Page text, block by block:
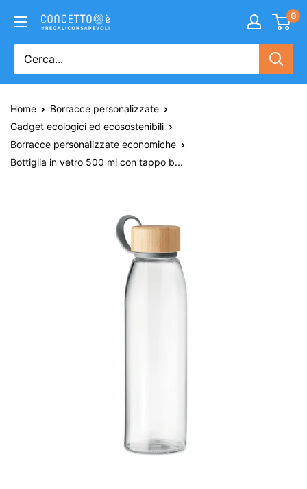
0
Home
Borracce personalizzate
Gadget ecologici ed ecosostenibili
Borracce personalizzate economiche
Bottiglia in vetro 500 ml con tappo b...